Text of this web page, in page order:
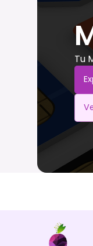
Tu